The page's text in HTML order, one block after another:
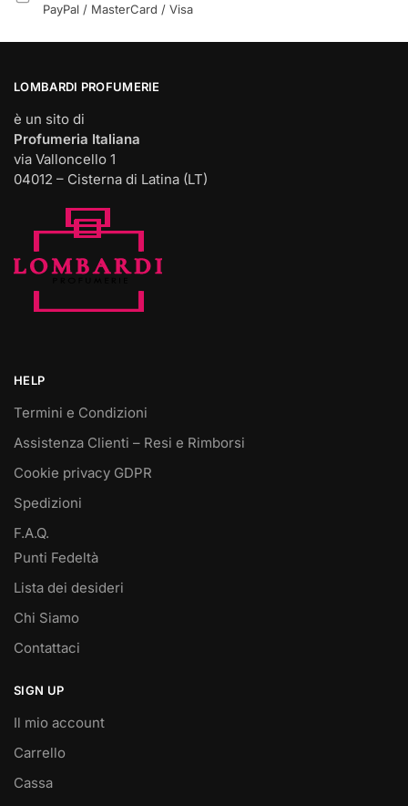
PayPal / MasterCard / Visa
LOMBARDI PROFUMERIE
è un sito di
Profumeria Italiana
via Valloncello 1
04012 – Cisterna di Latina (LT)
HELP
Termini e Condizioni
Assistenza Clienti – Resi e Rimborsi
Cookie privacy GDPR
Spedizioni
F.A.Q.
Punti Fedeltà
Lista dei desideri
Chi Siamo
Contattaci
SIGN UP
Il mio account
Carrello
Cassa